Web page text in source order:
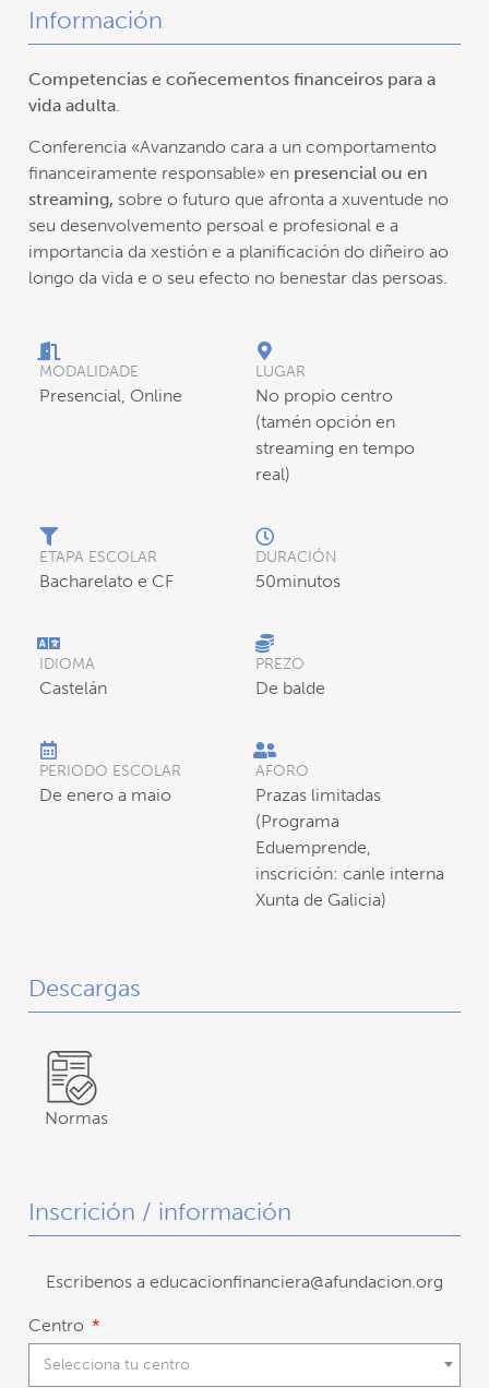
Información
Competencias e coñecementos financeiros para a
vida adulta.
Conferencia «Avanzando cara a un comportamento
financeiramente responsable» en presencial ou en
streaming, sobre o futuro que afronta a xuventude no
seu desenvolvemento persoal e profesional e a
importancia da xestión e a planificación do diñeiro ao
longo da vida e o seu efecto no benestar das persoas.
MODALIDADE
Presencial, Online
LUGAR
No propio centro
(tamén opción en
streaming en tempo
real)
ETAPA ESCOLAR
Bacharelato e CF
DURACIÓN
50minutos
IDIOMA
Castelán
PREZO
De balde
PERIODO ESCOLAR
De enero a maio
AFORO
Prazas limitadas
(Programa
Eduemprende,
inscrición: canle interna
Xunta de Galicia)
Descargas
Normas
Inscrición / información
Escribenos a educacionfinanciera@afundacion.org
Centro
Selecciona tu centro